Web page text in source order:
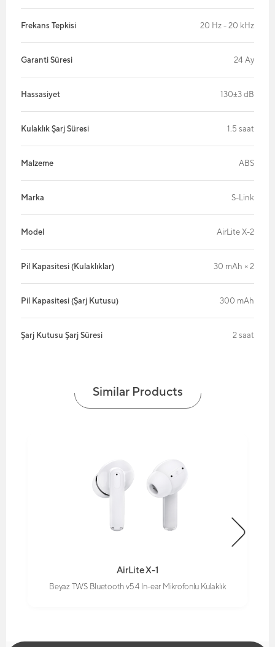
Frekans Tepkisi 20 Hz - 20 kHz
Garanti Süresi 24 Ay
Hassasiyet 130±3 dB
Kulaklık Şarj Süresi 1.5 saat
Malzeme ABS
Marka S-Link
Model AirLite X-2
Pil Kapasitesi (Kulaklıklar) 30 mAh × 2
Pil Kapasitesi (Şarj Kutusu) 300 mAh
Şarj Kutusu Şarj Süresi 2 saat
Similar Products
AirLite X-1
Beyaz TWS Bluetooth v5.4 In-ear Mikrofonlu Kulaklık